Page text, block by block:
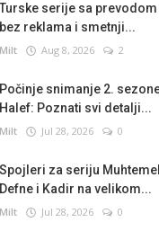
Turske serije sa
bez reklama i smetnji...
Milt Aug 8, 2026 2
Počinje snimanje 2.
Halef: Poznati svi detalji...
Milt Jul 28, 2026 0
Spojleri za seriju
Defne i Kadir na velikom...
Milt Jul 28, 2026 0